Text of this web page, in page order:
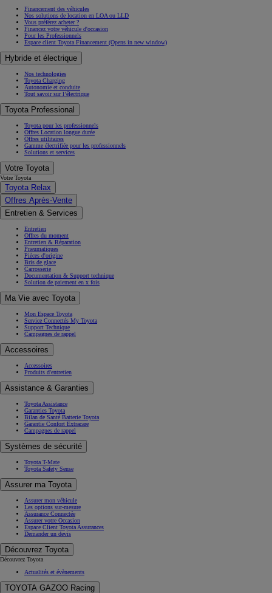
Financement des véhicules
Nos solutions de location en LOA ou LLD
Vous préférez acheter ?
Financez votre véhicule d'occasion
Pour les Professionnels
Espace client Toyota Financement (Opens in new window)
Hybride et électrique
Nos technologies
Toyota Charging
Autonomie et conduite
Tout savoir sur l’électrique
Toyota Professional
Toyota pour les professionnels
Offres Location longue durée
Offres utilitaires
Gamme électrifiée pour les professionnels
Solutions et services
Votre Toyota
Votre Toyota
Toyota Relax
Offres Après-Vente
Entretien & Services
Entretien
Offres du moment
Entretien & Réparation
Pneumatiques
Pièces d'origine
Bris de glace
Carrosserie
Documentation & Support technique
Solution de paiement en x fois
Ma Vie avec Toyota
Mon Espace Toyota
Service Connectés My Toyota
Support Technique
Campagnes de rappel
Accessoires
Accessoires
Produits d'entretien
Assistance & Garanties
Toyota Assistance
Garanties Toyota
Bilan de Santé Batterie Toyota
Garantie Confort Extracare
Campagnes de rappel
Systèmes de sécurité
Toyota T-Mate
Toyota Safety Sense
Assurer ma Toyota
Assurer mon véhicule
Les options sur-mesure
Assurance Connectée
Assurer votre Occasion
Espace Client Toyota Assurances
Demander un devis
Découvrez Toyota
Découvrez Toyota
Actualités et évènements
TOYOTA GAZOO Racing